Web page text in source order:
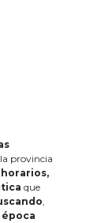
provincia
que
,
época